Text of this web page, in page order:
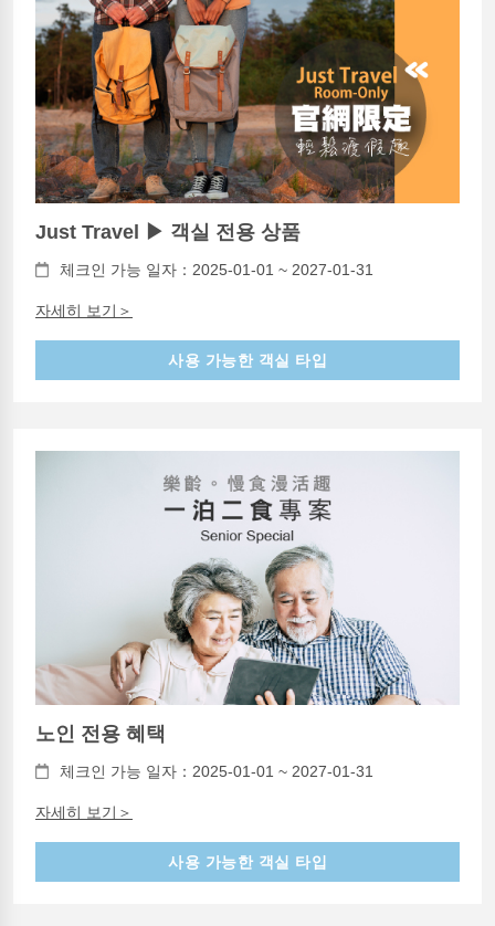
Just Travel ▶ 객실 전용 상품
체크인 가능 일자：2025-01-01 ~ 2027-01-31
자세히 보기＞
사용 가능한 객실 타입
노인 전용 혜택
체크인 가능 일자：2025-01-01 ~ 2027-01-31
자세히 보기＞
사용 가능한 객실 타입